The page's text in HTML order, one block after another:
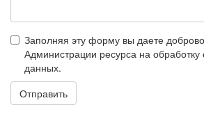
Заполняя эту форму вы даете
Администрации ресурса на
данных.
Отправить